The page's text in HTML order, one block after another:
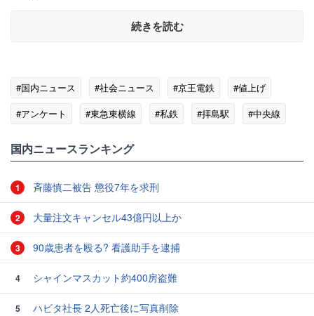
続きを読む
#国内ニュース #社会ニュース #京王電鉄
#値上げ
#アンケート
#東急東横線 #私鉄 #拝島駅 #中央線
国内ニュースランキング
1 斉藤慎二被告 懲役7年を求刑
2 大量注文キャンセル43億円以上か
3 90歳患者を殴る? 看護助手を逮捕
4 シャインマスカット約400房盗難
5
ハビタ社長 2人死亡後に写真削除